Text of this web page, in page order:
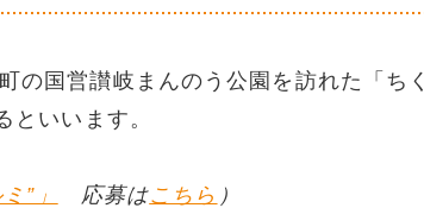
の国営讃岐まんのう公園を訪れた「ちく
といいます。
”」 応募はこちら ）